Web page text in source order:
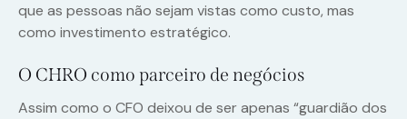
que as pessoas não sejam vistas como custo, mas
como investimento estratégico.
O CHRO como parceiro de negócios
Assim como o CFO deixou de ser apenas “guardião dos